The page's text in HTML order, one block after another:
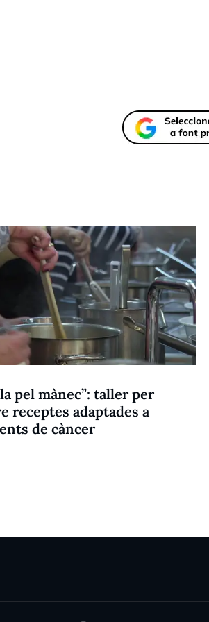
pel mànec”: taller per
receptes adaptades a
de càncer